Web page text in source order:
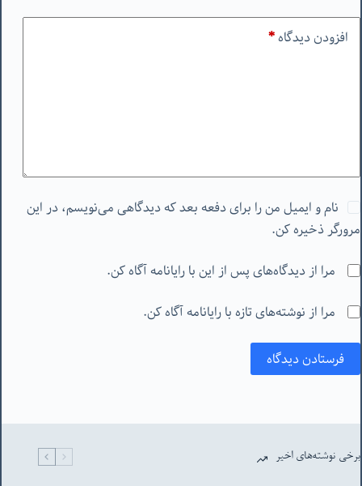
افزودن دیدگاه*
نام و ایمیل من را برای دفعه بعد که دیدگاهی می‌نویسم، در این
مرورگر ذخیره کن.
مرا از دیدگاه‌های پس از این با رایانامه آگاه کن.
مرا از نوشته‌های تازه با رایانامه آگاه کن.
فرستادن دیدگاه
برخی نوشته‌های اخیر